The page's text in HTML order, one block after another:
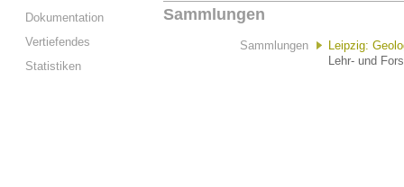
Dokumentation
Vertiefendes
Statistiken
Sammlungen
Sammlungen
Leipzig:
Lehr- und